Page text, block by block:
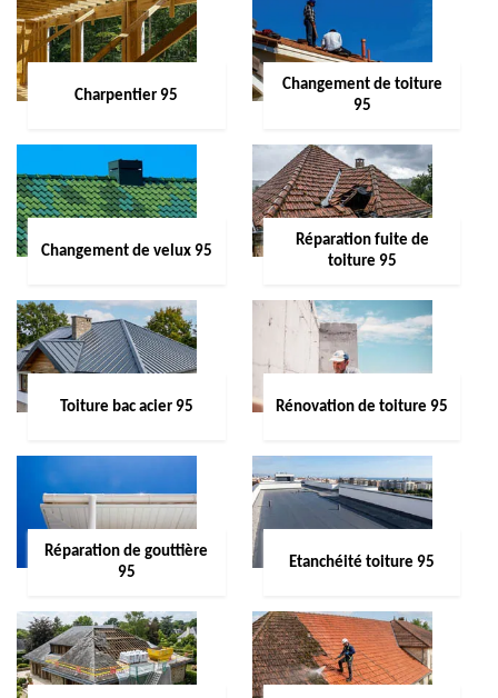
Charpentier 95
Changement de toiture
95
Changement de velux 95
Réparation fuite de
toiture 95
Toiture bac acier 95 Rénovation de toiture 95
Réparation de gouttière
95
Etanchéité toiture 95